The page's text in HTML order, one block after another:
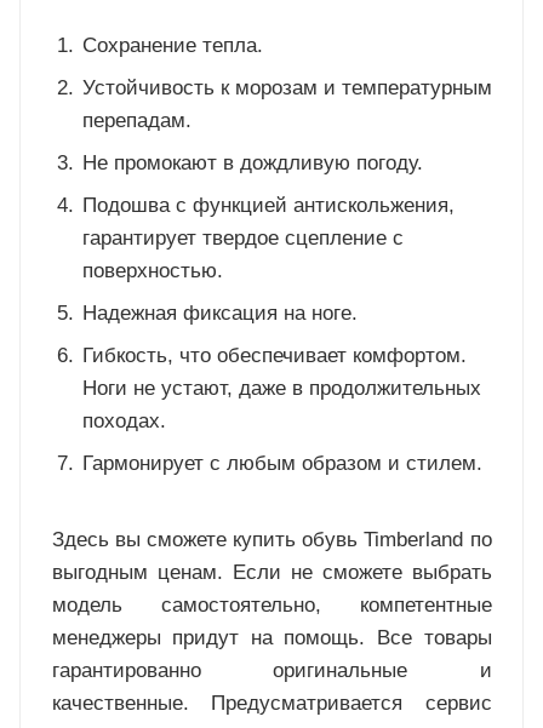
Сохранение тепла.
Устойчивость к морозам и температурным
перепадам.
Не промокают в дождливую погоду.
Подошва с функцией антискольжения,
гарантирует твердое сцепление с
поверхностью.
Надежная фиксация на ноге.
Гибкость, что обеспечивает комфортом.
Ноги не устают, даже в продолжительных
походах.
Гармонирует с любым образом и стилем.
Здесь вы сможете купить обувь Timberland по
выгодным ценам. Если не сможете выбрать
модель самостоятельно, компетентные
менеджеры придут на помощь. Все товары
гарантированно оригинальные и
качественные. Предусматривается сервис